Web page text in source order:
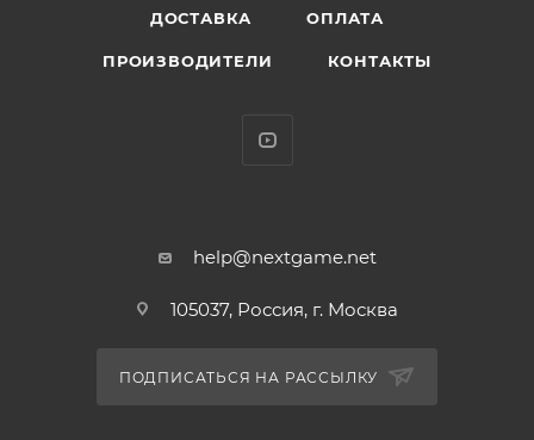
* Оригинальный и официально лицензированный
* Разработчик/Издатель: Funko
Майкл Корлеоне - один из главных героев романа
Корлеоне, сицилийского эмигранта, который
империй в Америке.
ДОСТАВКА ОПЛАТА
ПРОИЗВОДИТЕЛИ КОНТАКТЫ
help@nextgame.net
105037, Россия, г. Москва
ПОДПИСАТЬСЯ НА РАССЫЛКУ